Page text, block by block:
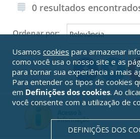
0 resultados
Ordenar por:
Usamos cookies para armazenar
como você usa o nosso site e as
para tornar sua experiência a mais
Para entender os tipos de cookies
em Definições dos cookies. Ao
você consente com a utilização de
DEFINIÇÕES DOS